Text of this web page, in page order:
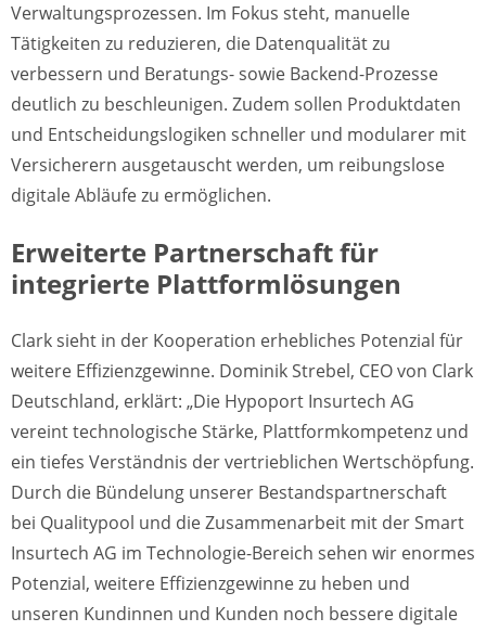
Verwaltungsprozessen. Im Fokus steht, manuelle
Tätigkeiten zu reduzieren, die Datenqualität zu
verbessern und Beratungs- sowie Backend-Prozesse
deutlich zu beschleunigen. Zudem sollen Produktdaten
und Entscheidungslogiken schneller und modularer mit
Versicherern ausgetauscht werden, um reibungslose
digitale Abläufe zu ermöglichen.
Erweiterte Partnerschaft für
integrierte Plattformlösungen
Clark sieht in der Kooperation erhebliches Potenzial für
weitere Effizienzgewinne. Dominik Strebel, CEO von Clark
Deutschland, erklärt: „Die Hypoport Insurtech AG
vereint technologische Stärke, Plattformkompetenz und
ein tiefes Verständnis der vertrieblichen Wertschöpfung.
Durch die Bündelung unserer Bestandspartnerschaft
bei Qualitypool und die Zusammenarbeit mit der Smart
Insurtech AG im Technologie-Bereich sehen wir enormes
Potenzial, weitere Effizienzgewinne zu heben und
unseren Kundinnen und Kunden noch bessere digitale